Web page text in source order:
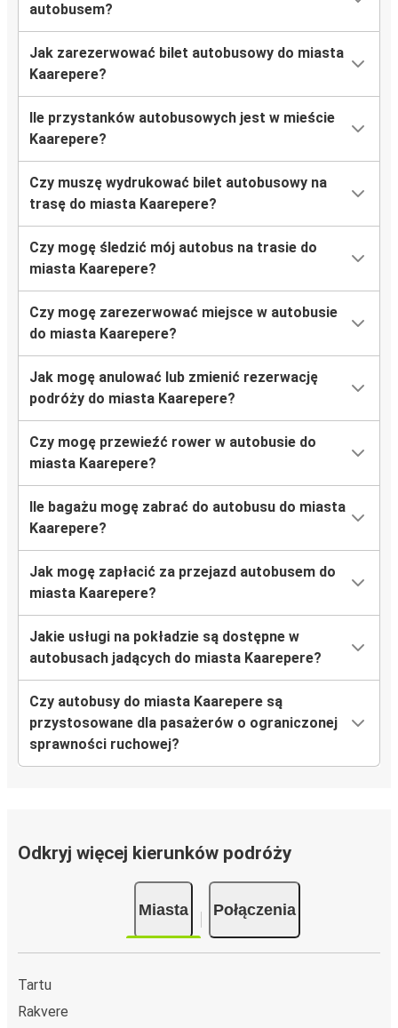
autobusem?
Jak zarezerwować bilet autobusowy do miasta
Kaarepere?
Ile przystanków autobusowych jest w mieście
Kaarepere?
Czy muszę wydrukować bilet autobusowy na
trasę do miasta Kaarepere?
Czy mogę śledzić mój autobus na trasie do
miasta Kaarepere?
Czy mogę zarezerwować miejsce w autobusie
do miasta Kaarepere?
Jak mogę anulować lub zmienić rezerwację
podróży do miasta Kaarepere?
Czy mogę przewieźć rower w autobusie do
miasta Kaarepere?
Ile bagażu mogę zabrać do autobusu do miasta
Kaarepere?
Jak mogę zapłacić za przejazd autobusem do
miasta Kaarepere?
Jakie usługi na pokładzie są dostępne w
autobusach jadących do miasta Kaarepere?
Czy autobusy do miasta Kaarepere są
przystosowane dla pasażerów o ograniczonej
sprawności ruchowej?
Odkryj więcej kierunków podróży
Miasta Połączenia
Tartu
Rakvere